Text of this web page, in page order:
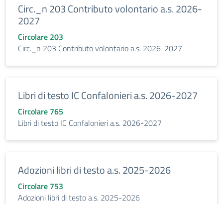
Circ._n 203 Contributo volontario a.s. 2026-
2027
Circolare 203
Circ._n 203 Contributo volontario a.s. 2026-2027
Libri di testo IC Confalonieri a.s. 2026-2027
Circolare 765
Libri di testo IC Confalonieri a.s. 2026-2027
Adozioni libri di testo a.s. 2025-2026
Circolare 753
Adozioni libri di testo a.s. 2025-2026